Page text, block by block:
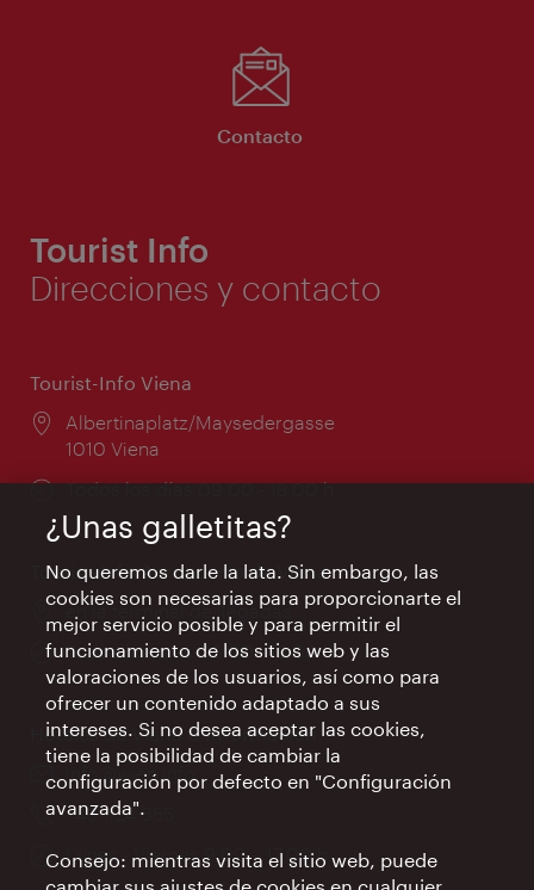
Contacto
Tourist Info
Direcciones y contacto
Tourist-Info Viena
Lugar:
Albertinaplatz/Maysedergasse
1010 Viena
Horarios
de
apertura:
Todos los días 09:00 - 18:00 h
Tourist-Info Aeropuerto de Viena
Lugar:
en la terminal de llegadas
Horarios
de
apertura:
Todos los días 09:00 - 18:00 h
Hoteles de Viena & Información
e-
mail:
info@wien.info
Teléfono:
+43-1-24 555
Horarios
de
Lunes - Viernes 9:00 – 17:00 h
¿Unas galletitas?
No queremos darle la lata. Sin embargo, las
cookies son necesarias para proporcionarte el
mejor servicio posible y para permitir el
funcionamiento de los sitios web y las
valoraciones de los usuarios, así como para
ofrecer un contenido adaptado a sus
intereses. Si no desea aceptar las cookies,
tiene la posibilidad de cambiar la
configuración por defecto en "Configuración
avanzada".
Consejo: mientras visita el sitio web, puede